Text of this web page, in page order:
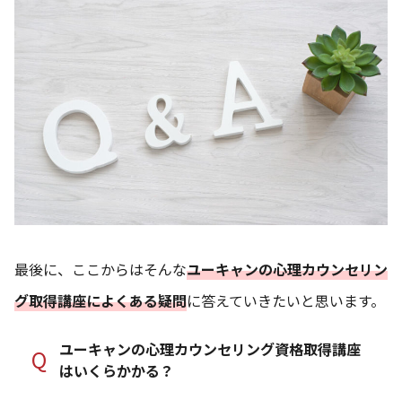
最後に、ここからはそんなユーキャンの心理カウンセリン
グ取得講座によくある疑問に答えていきたいと思います。
Q
ユーキャンの心理カウンセリング資格取得講座
はいくらかかる？